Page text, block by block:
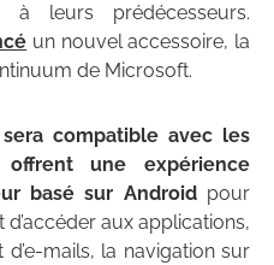
à leurs prédécesseurs.
un nouvel accessoire, la
de Microsoft.
compatible avec les
une expérience
basé sur Androidpour
aux applications,
mails, la navigation sur